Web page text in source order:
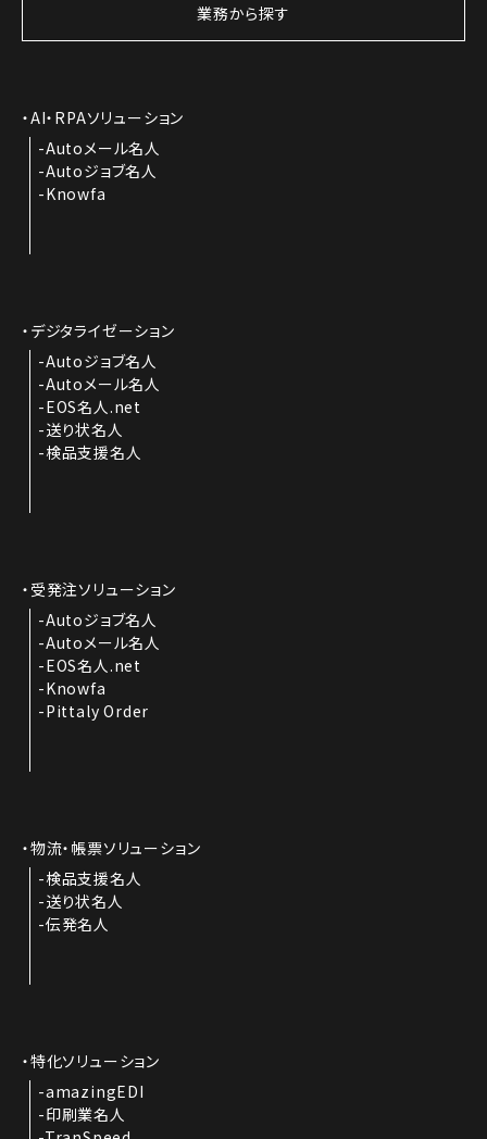
業務から探す
AI・RPAソリューション
Autoメール名人
Autoジョブ名人
Knowfa
デジタライゼーション
Autoジョブ名人
Autoメール名人
EOS名人.net
送り状名人
検品支援名人
受発注ソリューション
Autoジョブ名人
Autoメール名人
EOS名人.net
Knowfa
Pittaly Order
物流・帳票ソリューション
検品支援名人
送り状名人
伝発名人
特化ソリューション
amazingEDI
印刷業名人